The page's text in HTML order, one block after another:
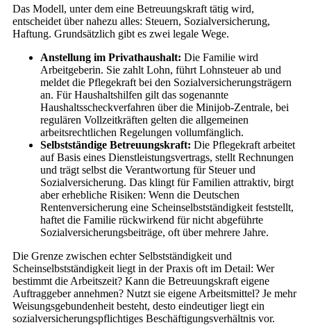
Das Modell, unter dem eine Betreuungskraft tätig wird,
entscheidet über nahezu alles: Steuern, Sozialversicherung,
Haftung. Grundsätzlich gibt es zwei legale Wege.
Anstellung im Privathaushalt: Die Familie wird
Arbeitgeberin. Sie zahlt Lohn, führt Lohnsteuer ab und
meldet die Pflegekraft bei den Sozialversicherungsträgern
an. Für Haushaltshilfen gilt das sogenannte
Haushaltsscheckverfahren über die Minijob-Zentrale, bei
regulären Vollzeitkräften gelten die allgemeinen
arbeitsrechtlichen Regelungen vollumfänglich.
Selbstständige Betreuungskraft: Die Pflegekraft arbeitet
auf Basis eines Dienstleistungsvertrags, stellt Rechnungen
und trägt selbst die Verantwortung für Steuer und
Sozialversicherung. Das klingt für Familien attraktiv, birgt
aber erhebliche Risiken: Wenn die Deutschen
Rentenversicherung eine Scheinselbstständigkeit feststellt,
haftet die Familie rückwirkend für nicht abgeführte
Sozialversicherungsbeiträge, oft über mehrere Jahre.
Die Grenze zwischen echter Selbstständigkeit und
Scheinselbstständigkeit liegt in der Praxis oft im Detail: Wer
bestimmt die Arbeitszeit? Kann die Betreuungskraft eigene
Auftraggeber annehmen? Nutzt sie eigene Arbeitsmittel? Je mehr
Weisungsgebundenheit besteht, desto eindeutiger liegt ein
sozialversicherungspflichtiges Beschäftigungsverhältnis vor.